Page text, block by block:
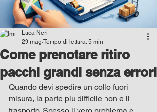
Come prenotare ritiro
pacchi grandi senza errori
Luca Neri
29 mag Tempo di lettura: 5 min
Quando devi spedire un collo fuori
misura, la parte piu difficile non e il
trasporto. Spesso il vero problema e